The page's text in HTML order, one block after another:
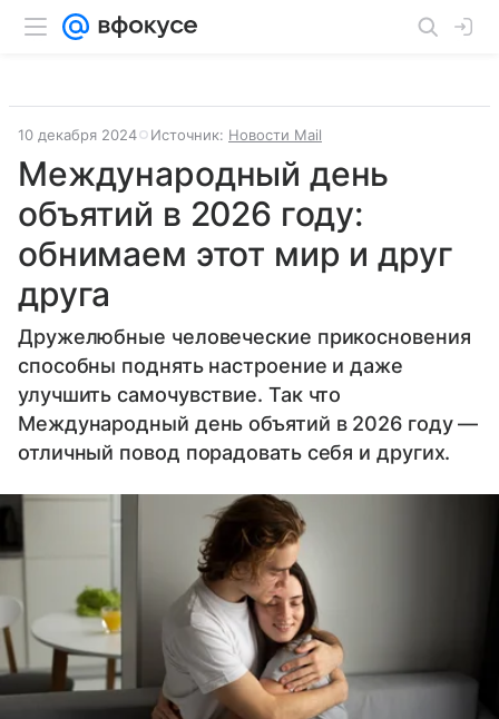
10 декабря 2024 Источник: Новости Mail
Международный день
объятий в 2026 году:
обнимаем этот мир и друг
друга
Дружелюбные человеческие прикосновения
способны поднять настроение и даже
улучшить самочувствие. Так что
Международный день объятий в 2026 году —
отличный повод порадовать себя и других.